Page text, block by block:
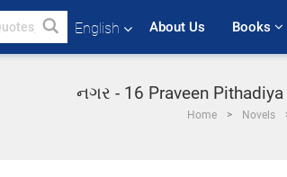
English About Us Books
નગર - 16 Praveen Pithadiya
Home Novels